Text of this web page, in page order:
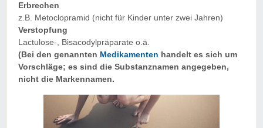
Erbrechen
z.B. Metoclopramid (nicht für Kinder unter zwei Jahren)
Verstopfung
Lactulose-, Bisacodylpräparate o.ä.
(Bei den genannten Medikamenten handelt es sich um
Vorschläge; es sind die Substanznamen angegeben,
nicht die Markennamen.